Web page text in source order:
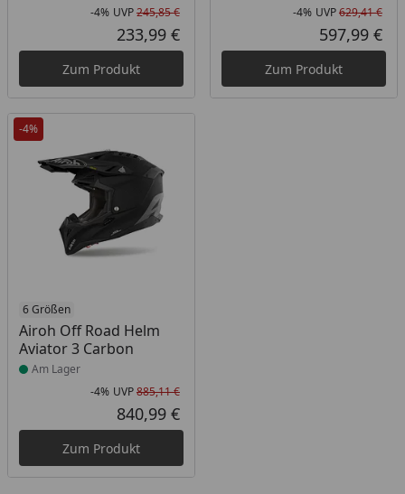
Rabatt in Prozent
-4%
Ursprünglicher Preis
UVP245,85 €
Aktueller Preis
233,99 €
Zum Produkt
-4% UVP629,41 €
597,99 €
Zum Produkt
-4%
6 Größen
Airoh Off Road Helm
Aviator 3 Carbon
Produkt am Lager
Am Lager
Rabatt in Prozent
-4%
Ursprünglicher Preis
UVP885,11 €
Aktueller Preis
840,99 €
Zum Produkt